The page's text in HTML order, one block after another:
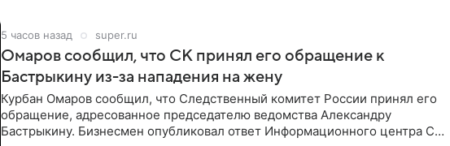
5 часов назад super.ru
Омаров сообщил, что СК принял его обращение к
Бастрыкину из-за нападения на жену
Курбан Омаров сообщил, что Следственный комитет России принял его
обращение, адресованное председателю ведомства Александру
Бастрыкину. Бизнесмен опубликовал ответ Информационного центра СК